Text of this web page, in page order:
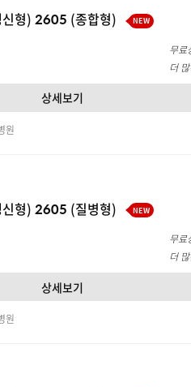
신형) 2605 (종합형) NEW
무료
더
상세보기
원
신형) 2605 (질병형) NEW
무료
더
상세보기
원